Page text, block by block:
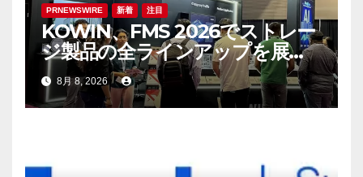
ン
PRNEWSWIRE 新着 注目
KOWIN、FMS 2026でストレー
ジ製品の全ラインアップを展
示：高性能ストレージ製品がAI
分野の革新を牽引
8月 8, 2026